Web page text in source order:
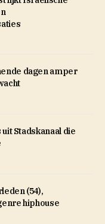
dagen amper
Stadskanaal die
(54),
hiphouse